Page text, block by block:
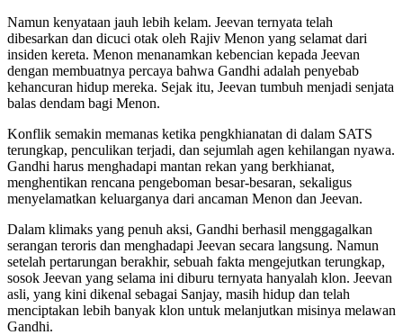
Namun kenyataan jauh lebih kelam. Jeevan ternyata telah
dibesarkan dan dicuci otak oleh Rajiv Menon yang selamat dari
insiden kereta. Menon menanamkan kebencian kepada Jeevan
dengan membuatnya percaya bahwa Gandhi adalah penyebab
kehancuran hidup mereka. Sejak itu, Jeevan tumbuh menjadi senjata
balas dendam bagi Menon.
Konflik semakin memanas ketika pengkhianatan di dalam SATS
terungkap, penculikan terjadi, dan sejumlah agen kehilangan nyawa.
Gandhi harus menghadapi mantan rekan yang berkhianat,
menghentikan rencana pengeboman besar-besaran, sekaligus
menyelamatkan keluarganya dari ancaman Menon dan Jeevan.
Dalam klimaks yang penuh aksi, Gandhi berhasil menggagalkan
serangan teroris dan menghadapi Jeevan secara langsung. Namun
setelah pertarungan berakhir, sebuah fakta mengejutkan terungkap,
sosok Jeevan yang selama ini diburu ternyata hanyalah klon. Jeevan
asli, yang kini dikenal sebagai Sanjay, masih hidup dan telah
menciptakan lebih banyak klon untuk melanjutkan misinya melawan
Gandhi.